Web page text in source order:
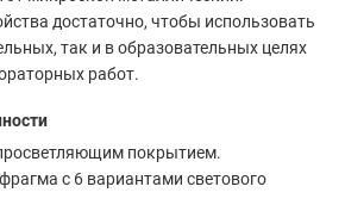
достаточно, чтобы использовать
так и в образовательных целях
работ.
покрытием.
с 6 вариантами светового